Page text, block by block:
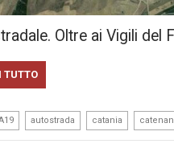
Oltre ai Vigili del
TUTTO
autostrada catania